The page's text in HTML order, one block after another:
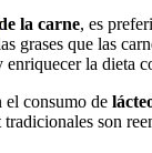
la carne, es
grases que las
enriquecer la dieta
el consumo de
son